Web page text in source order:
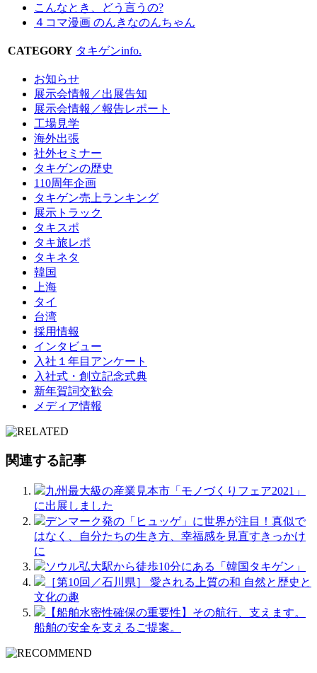
こんなとき、どう言うの?
４コマ漫画 のんきなのんちゃん
CATEGORY タキゲンinfo.
お知らせ
展示会情報／出展告知
展示会情報／報告レポート
工場見学
海外出張
社外セミナー
タキゲンの歴史
110周年企画
タキゲン売上ランキング
展示トラック
タキスポ
タキ旅レポ
タキネタ
韓国
上海
タイ
台湾
採用情報
インタビュー
入社１年目アンケート
入社式・創立記念式典
新年賀詞交歓会
メディア情報
関連する記事
九州最大級の産業見本市「モノづくりフェア2021」
に出展しました
デンマーク発の「ヒュッゲ」に世界が注目！真似で
はなく、自分たちの生き方、幸福感を見直すきっかけ
に
ソウル弘大駅から徒歩10分にある「韓国タキゲン」
［第10回／石川県］ 愛される上質の和 自然と歴史と
文化の趣
【船舶水密性確保の重要性】その航行、支えます。
船舶の安全を支えるご提案。